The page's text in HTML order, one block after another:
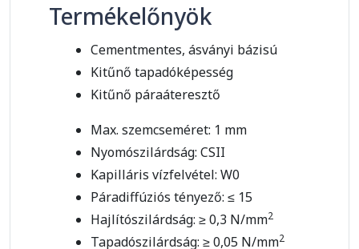
Termékelőnyök
Cementmentes, ásványi bázisú
Kitűnő tapadóképesség
Kitűnő páraáteresztő
Max. szemcseméret: 1 mm
Nyomószilárdság: CSII
Kapilláris vízfelvétel: W0
Páradiffúziós tényező: ≤ 15
Hajlítószilárdság: ≥ 0,3 N/mm2
Tapadószilárdság: ≥ 0,05 N/mm2